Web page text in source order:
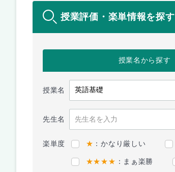
授業評価・楽単情報を探す
授業名から探す
授業名
先生名
楽単度 ★ ：かなり厳しい
★★★★ ：まぁ楽勝